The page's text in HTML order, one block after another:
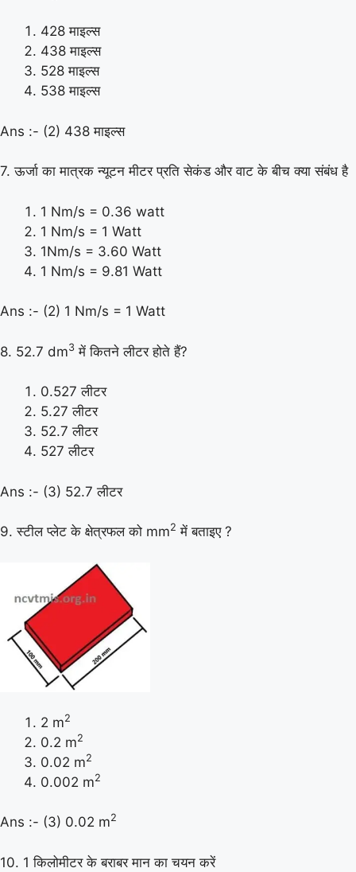
428 माइल्स
438 माइल्स
528 माइल्स
538 माइल्स
Ans :- (2) 438 माइल्स
7. ऊर्जा का मात्रक न्यूटन मीटर प्रति सेकंड और वाट के बीच क्या संबंध है
1 Nm/s = 0.36 watt
1 Nm/s = 1 Watt
1Nm/s = 3.60 Watt
1 Nm/s = 9.81 Watt
Ans :- (2) 1 Nm/s = 1 Watt
8. 52.7 dm3 में कितने लीटर होते हैं?
0.527 लीटर
5.27 लीटर
52.7 लीटर
527 लीटर
Ans :- (3) 52.7 लीटर
9. स्टील प्लेट के क्षेत्रफल को mm2 में बताइए ?
2 m2
0.2 m2
0.02 m2
0.002 m2
Ans :- (3) 0.02 m2
10. 1 किलोमीटर के बराबर मान का चयन करें